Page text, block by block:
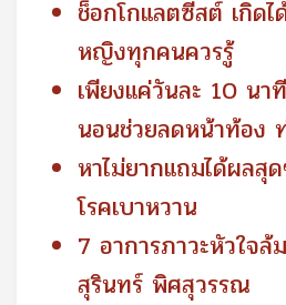
ช็อกโกแลตซีสต์ เกิดไ
หญิงทุกคนควรรู้
เพียงแค่วันละ 10 น
นอนช่วยลดหน้าท้อง
หาไม่ยากแถมได้ผลสุ
โรคเบาหวาน
7 อาการภาวะหัวใจล้
สุรินทร์ พิศสุวรรณ